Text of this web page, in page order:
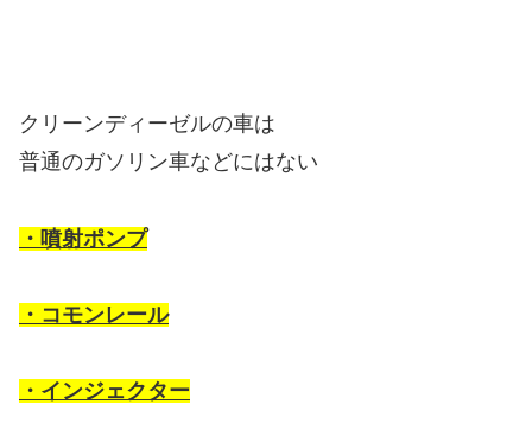
クリーンディーゼルの車は
普通のガソリン車などにはない
・噴射ポンプ
・コモンレール
・インジェクター